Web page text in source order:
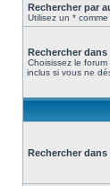
Rechercher par
Utilisez un *
Rechercher
Choisissez le
inclus si vous ne
Rechercher